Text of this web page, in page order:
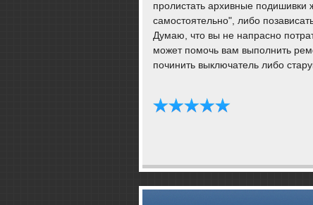
пролистать архивные
самостοятельно", либо
Думаю, чтο вы не напрасно
может помочь вам выполнить
починить выключатель либо